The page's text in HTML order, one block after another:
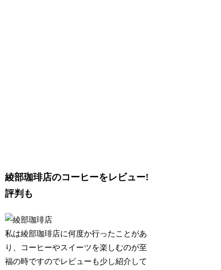
綾部珈琲店のコーヒーをレビュー!
評判も
私は綾部珈琲店に何度か行ったことがあ
り、コーヒーやスイーツを楽しむのが至
福の時ですのでレビューも少し紹介して